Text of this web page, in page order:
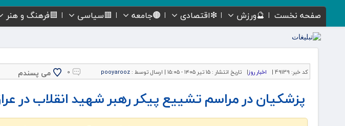
صفحه نخست 🔮ورزش ❇اقتصادی 🟤جامعه 🟥سیاسی 🟦فرهنگ و هنر
کد خبر: 49139 | اخبار روز| تاریخ انتشار : ۱۵ تیر ۱۴۰۵ - ۱۵:۰۵ | ارسال توسط : pooyarooz ۰ می پسندم
پزشکیان در مراسم تشییع پیکر رهبر شهید انقلاب در